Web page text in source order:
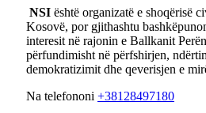
NSI është organizatë e shoqërisë
Kosovë, por gjithashtu
interesit në rajonin e Ballkanit
përfundimisht në përfshirjen,
demokratizimit dhe qeverisjen e
Na telefononi +38128497180